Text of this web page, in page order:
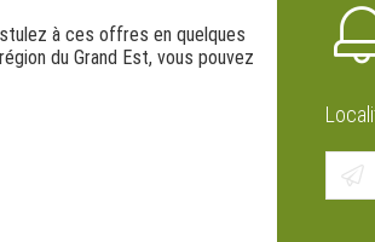
à ces offres en quelques
du Grand Est, vous pouvez